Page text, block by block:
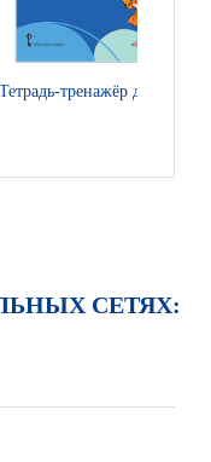
тренажёр для 2
СЕТЯХ: